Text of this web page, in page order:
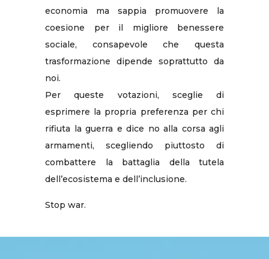
economia ma sappia promuovere la
coesione per il migliore benessere
sociale, consapevole che questa
trasformazione dipende soprattutto da
noi.
Per queste votazioni, sceglie di
esprimere la propria preferenza per chi
rifiuta la guerra e dice no alla corsa agli
armamenti, scegliendo piuttosto di
combattere la battaglia della tutela
dell’ecosistema e dell’inclusione.
Stop war.